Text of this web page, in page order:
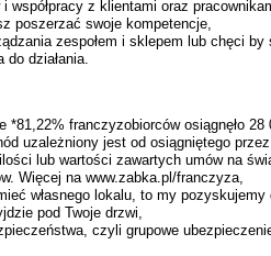
współpracy z klientami oraz
poszerzać swoje kompetencje,
zespołem i sklepem lub chęci by
działania.
franczyzobiorców osiągnęło 28
uzależniony jest od osiągniętego
lub wartości zawartych umów na
Więcej na www.zabka.pl/franczyza,
własnego lokalu, to my
pod Twoje drzwi,
czyli grupowe